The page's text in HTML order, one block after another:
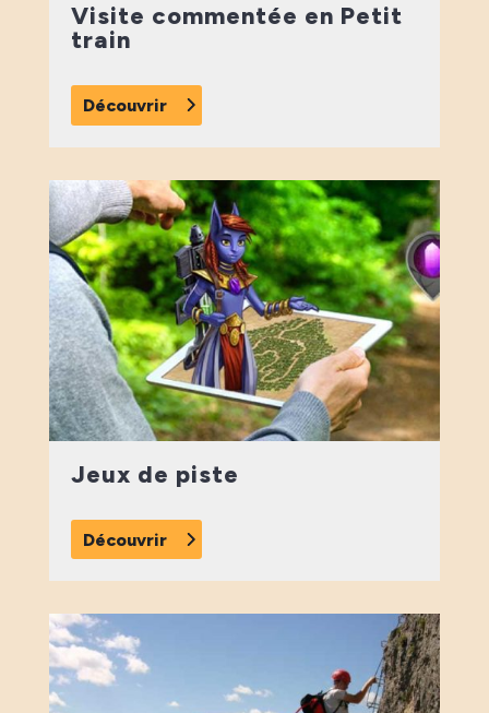
Visite commentée en Petit
train
Découvrir
Jeux de piste
Découvrir